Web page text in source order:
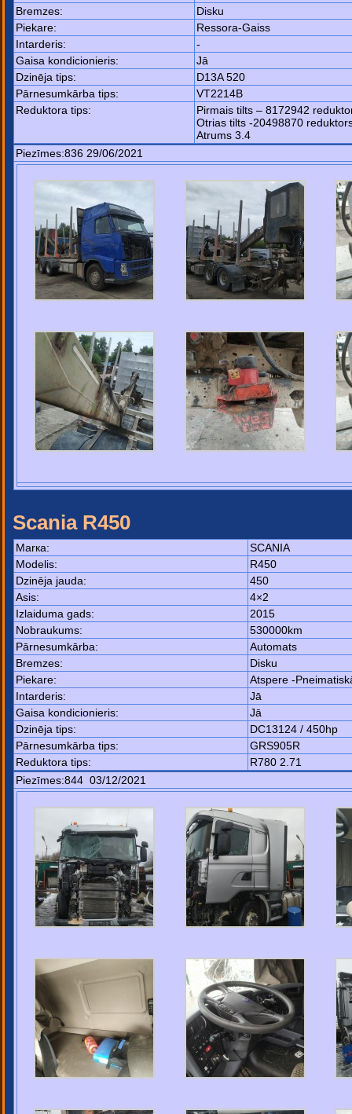
Bremzes:
Disku
Piekare:
Ressora-Gaiss
Intarderis:
-
Gaisa kondicionieris:
Jā
Dzinēja tips:
D13A 520
Pārnesumkārba tips:
VT2214B
Reduktora tips:
Pirmais tilts – 8172942
Otrias tilts -20498870
Atrums 3.4
Piezīmes:836 29/06/2021
Scania R450
Маrка:
SCANIA
Моdelis:
R450
Dzinēja jauda:
450
Asis:
4×2
Izlaiduma gads:
2015
Nobraukums:
530000km
Pārnesumkārba:
Automats
Bremzes:
Disku
Piekare:
Atspere -
Intarderis:
Jā
Gaisa kondicionieris:
Jā
Dzinēja tips:
DC13124 / 450hp
Pārnesumkārba tips:
GRS905R
Reduktora tips:
R780 2.71
Piezīmes:844 03/12/2021